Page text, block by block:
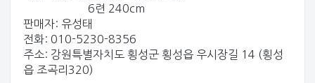
6련 240cm
판매자: 유성태
전화: 010-5230-8356
주소: 강원특별자치도 횡성군 횡성읍 우시장길 14 (횡성
읍 조곡리320)